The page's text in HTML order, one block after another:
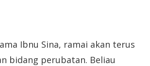
Ibnu Sina, ramai akan terus
bidang perubatan. Beliau